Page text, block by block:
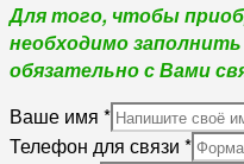
Для того, чтобы
необходимо
обязательно с Вами
Ваше имя *
Телефон для связи *